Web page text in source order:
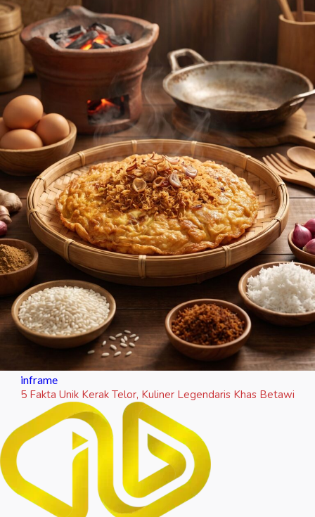
inframe
5 Fakta Unik Kerak Telor, Kuliner Legendaris Khas Betawi